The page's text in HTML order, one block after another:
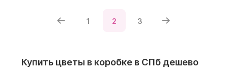
1 2 3
Купить цветы в коробке в СПб дешево